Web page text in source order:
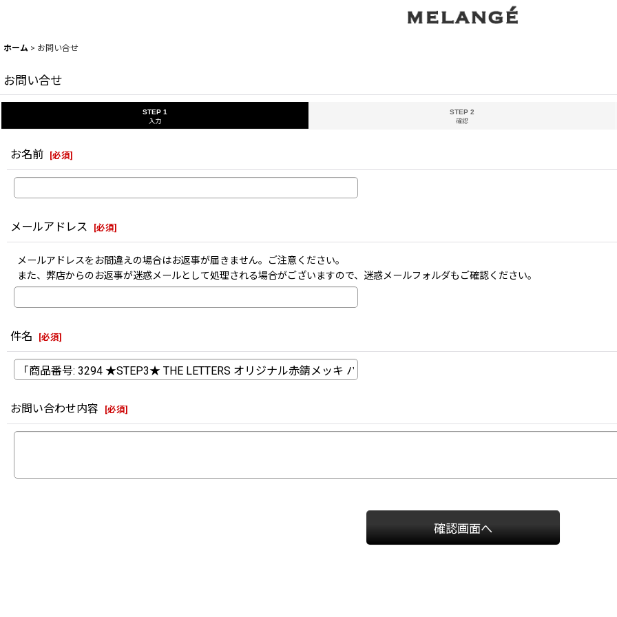
ホーム > お問い合せ
お問い合せ
STEP 1
入力
STEP 2
確認
お名前 [必須]
メールアドレス [必須]
メールアドレスをお間違えの場合はお返事が届きません。ご注意ください。
また、弊店からのお返事が迷惑メールとして処理される場合がございますので、迷惑メールフォルダもご確認ください。
件名 [必須]
お問い合わせ内容 [必須]
確認画面へ